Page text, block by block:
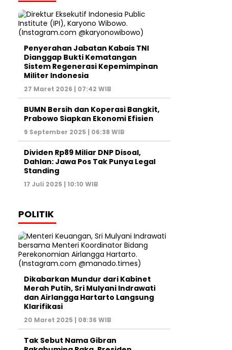
Penyerahan Jabatan Kabais TNI
Dianggap Bukti Kematangan
Sistem Regenerasi Kepemimpinan
Militer Indonesia
27 Maret 2026 | 07:42 WIB
BUMN Bersih dan Koperasi Bangkit,
Prabowo Siapkan Ekonomi Efisien
9 September 2025 | 06:38 WIB
Dividen Rp89 Miliar DNP Disoal,
Dahlan: Jawa Pos Tak Punya Legal
Standing
17 Juli 2025 | 10:10 WIB
POLITIK
Dikabarkan Mundur dari Kabinet
Merah Putih, Sri Mulyani Indrawati
dan Airlangga Hartarto Langsung
Klarifikasi
20 Maret 2025 | 08:36 WIB
Tak Sebut Nama Gibran